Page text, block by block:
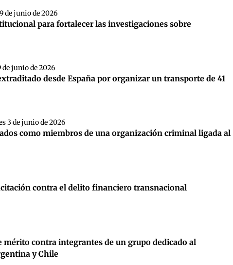
de junio de 2026
para fortalecer las investigaciones sobre
de junio de 2026
desde España por organizar un transporte de 41
3 de junio de 2026
como miembros de una organización criminal ligada al
contra el delito financiero transnacional
mérito contra integrantes de un grupo dedicado al
y Chile